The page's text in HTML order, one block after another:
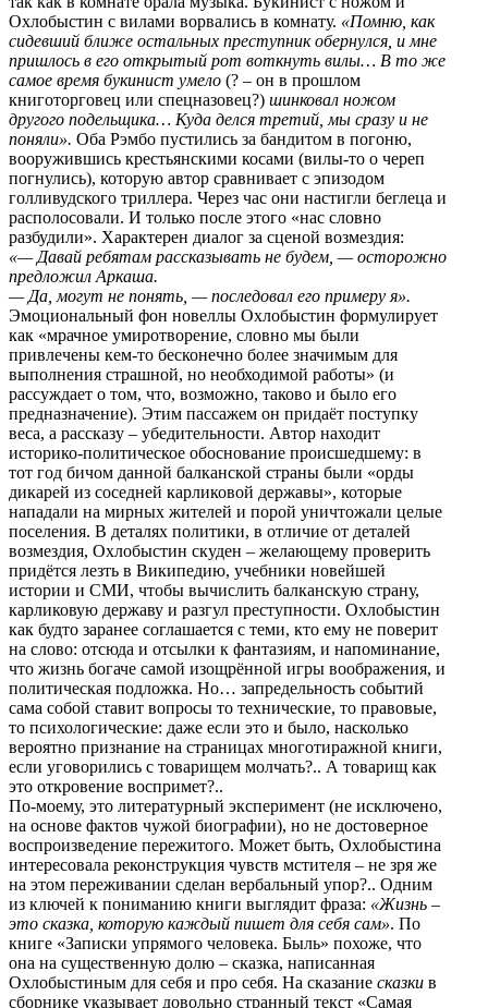
Охлобыстин с вилами ворвались в комнату. «Помню, как
сидевший ближе остальных преступник обернулся, и мне
пришлось в его открытый рот воткнуть вилы… В то же
самое время букинист умело (? – он в прошлом
книготорговец или спецназовец?) шинковал ножом
другого подельщика… Куда делся третий, мы сразу и не
поняли». Оба Рэмбо пустились за бандитом в погоню,
вооружившись крестьянскими косами (вилы-то о череп
погнулись), которую автор сравнивает с эпизодом
голливудского триллера. Через час они настигли беглеца и
располосовали. И только после этого «нас словно
разбудили». Характерен диалог за сценой возмездия:
«— Давай ребятам рассказывать не будем, — осторожно
предложил Аркаша.
— Да, могут не понять, — последовал его примеру я».
Эмоциональный фон новеллы Охлобыстин формулирует
как «мрачное умиротворение, словно мы были
привлечены кем-то бесконечно более значимым для
выполнения страшной, но необходимой работы» (и
рассуждает о том, что, возможно, таково и было его
предназначение). Этим пассажем он придаёт поступку
веса, а рассказу – убедительности. Автор находит
историко-политическое обоснование происшедшему: в
тот год бичом данной балканской страны были «орды
дикарей из соседней карликовой державы», которые
нападали на мирных жителей и порой уничтожали целые
поселения. В деталях политики, в отличие от деталей
возмездия, Охлобыстин скуден – желающему проверить
придётся лезть в Википедию, учебники новейшей
истории и СМИ, чтобы вычислить балканскую страну,
карликовую державу и разгул преступности. Охлобыстин
как будто заранее соглашается с теми, кто ему не поверит
на слово: отсюда и отсылки к фантазиям, и напоминание,
что жизнь богаче самой изощрённой игры воображения, и
политическая подложка. Но… запредельность событий
сама собой ставит вопросы то технические, то правовые,
то психологические: даже если это и было, насколько
вероятно признание на страницах многотиражной книги,
если уговорились с товарищем молчать?.. А товарищ как
это откровение воспримет?..
По-моему, это литературный эксперимент (не исключено,
на основе фактов чужой биографии), но не достоверное
воспроизведение пережитого. Может быть, Охлобыстина
интересовала реконструкция чувств мстителя – не зря же
на этом переживании сделан вербальный упор?.. Одним
из ключей к пониманию книги выглядит фраза: «Жизнь –
это сказка, которую каждый пишет для себя сам». По
книге «Записки упрямого человека. Быль» похоже, что
она на существенную долю – сказка, написанная
Охлобыстиным для себя и про себя. На сказание сказки в
сборнике указывает довольно странный текст «Самая